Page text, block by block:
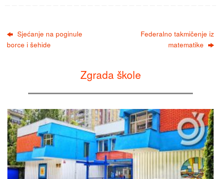
Sjećanje na poginule
borce i šehide
Federalno takmičenje iz
matematike
Zgrada škole